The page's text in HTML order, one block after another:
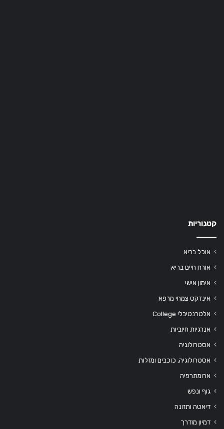
קטגוריות
אוכל בריא
אורח חיים בריא
אימון אישי
אינדקס צמחי מרפא
אלטרנטיבלי College
אנרגיות חיוביות
אסטרולוגיה
אסטרולוגיה, כוכבים ומזלות
ארומתרפיה
גוף ונפש
דיאטה ותזונה
דמיון מודרך